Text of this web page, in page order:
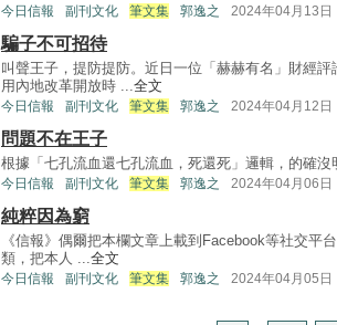
今日信報 副刊文化 筆文集 郭逸之 2024年04月13日
騙子不可招待
叫聲王子，提防提防。近日一位「赫赫有名」財經
用內地改革開放時 ...全文
今日信報 副刊文化 筆文集 郭逸之 2024年04月12日
問題不在王子
根據「七孔流血還七孔流血，死還死」邏輯，的確
今日信報 副刊文化 筆文集 郭逸之 2024年04月06日
純粹因為窮
《信報》偶爾把本欄文章上載到Facebook等社交平
類，把本人 ...全文
今日信報 副刊文化 筆文集 郭逸之 2024年04月05日